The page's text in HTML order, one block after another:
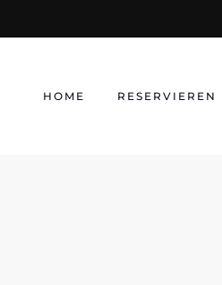
to
HOME RESERVIEREN